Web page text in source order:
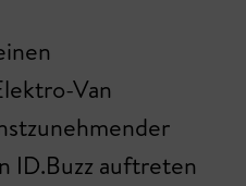
Van
ID.Buzz auftreten